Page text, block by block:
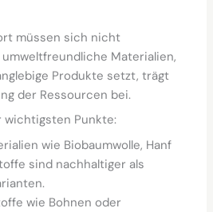
müssen sich nicht
Materialien,
Produkte setzt, trägt
der Ressourcen bei.
wichtigsten Punkte:
wie Biobaumwolle, Hanf
sind nachhaltiger als
wie Bohnen oder